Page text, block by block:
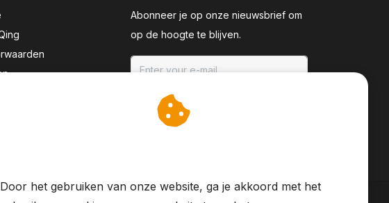
Abonneer je op onze nieuwsbrief om
op de hoogte te blijven.
ABONNEER
Door het gebruiken van onze website, ga je akkoord met het